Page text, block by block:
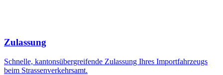
Zulassung
Schnelle, kantonsübergreifende Zulassung Ihres Importfahrzeugs
beim Strassenverkehrsamt.